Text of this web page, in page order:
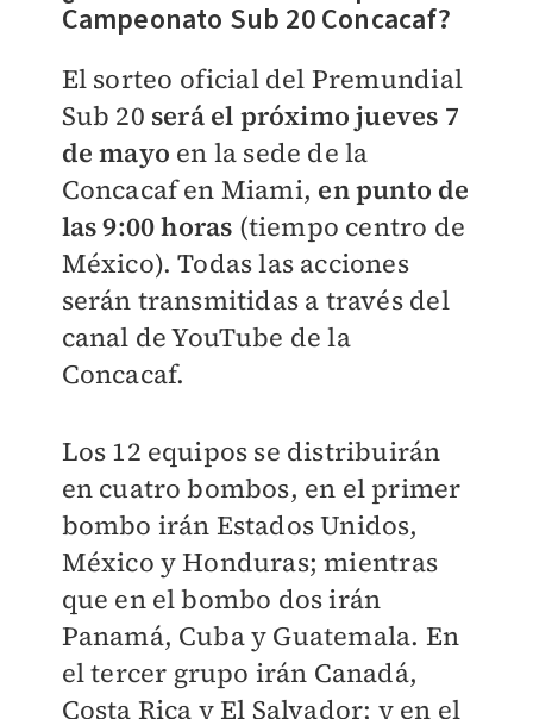
Campeonato Sub 20 Concacaf?
El sorteo oficial del Premundial
Sub 20 será el próximo jueves 7
de mayo en la sede de la
Concacaf en Miami, en punto de
las 9:00 horas (tiempo centro de
México). Todas las acciones
serán transmitidas a través del
canal de YouTube de la
Concacaf.
Los 12 equipos se distribuirán
en cuatro bombos, en el primer
bombo irán Estados Unidos,
México y Honduras; mientras
que en el bombo dos irán
Panamá, Cuba y Guatemala. En
el tercer grupo irán Canadá,
Costa Rica y El Salvador; y en el